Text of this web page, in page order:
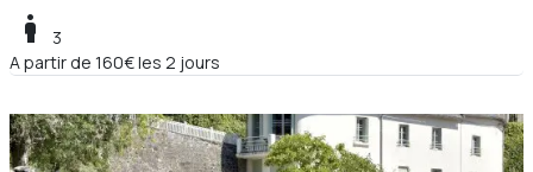
boy
3
A partir de 160€ les 2 jours